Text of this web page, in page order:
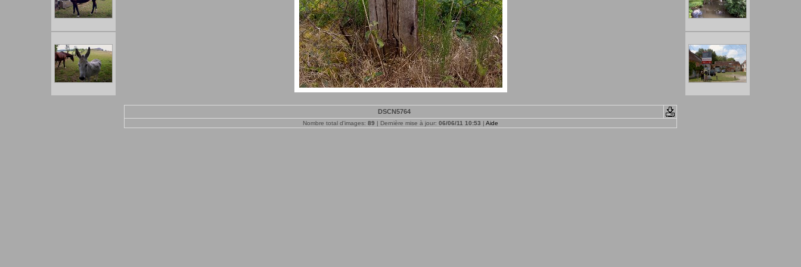
DSCN5764
Nombre total d'images: 89 | Dernière mise à jour: 06/06/11 10:53 | Aide